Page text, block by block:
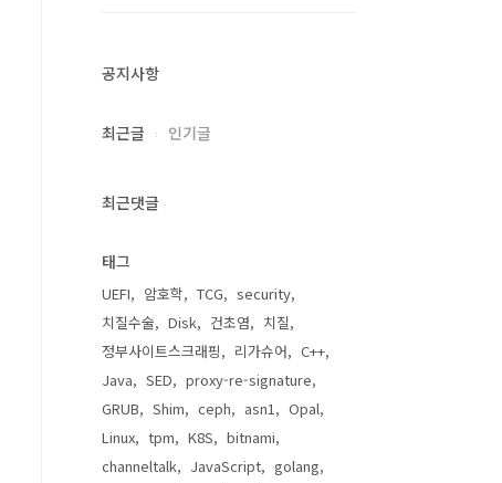
공지사항
최근글 인기글
최근댓글
태그
UEFI 암호학 TCG
security
치질수술
Disk 건초염
치질
정부사이트스크래핑
리가슈어
C++
Java
SED
proxy-re-signature
GRUB
Shim ceph asn1
Opal
Linux
tpm K8S
bitnami
channeltalk
JavaScript
golang